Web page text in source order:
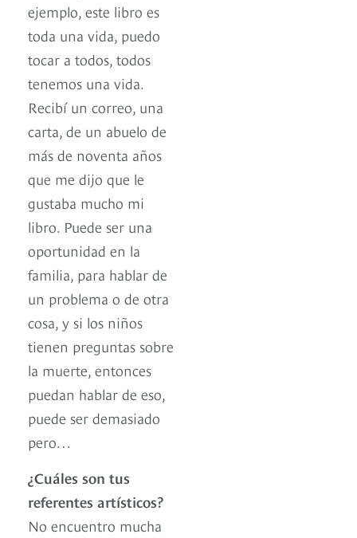
ejemplo, este libro es
toda una vida, puedo
tocar a todos, todos
tenemos una vida.
Recibí un correo, una
carta, de un abuelo de
más de noventa años
que me dijo que le
gustaba mucho mi
libro. Puede ser una
oportunidad en la
familia, para hablar de
un problema o de otra
cosa, y si los niños
tienen preguntas sobre
la muerte, entonces
puedan hablar de eso,
puede ser demasiado
pero…
¿Cuáles son tus
referentes artísticos?
No encuentro mucha